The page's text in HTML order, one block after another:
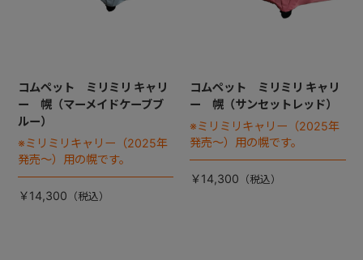
コムペット ミリミリ キャリ
ー 幌（マーメイドケーブブ
ルー）
※ミリミリキャリー（2025年
発売～）用の幌です。
￥14,300
コムペット ミリミリ キャリ
ー 幌（サンセットレッド）
※ミリミリキャリー（2025年
発売～）用の幌です。
￥14,300